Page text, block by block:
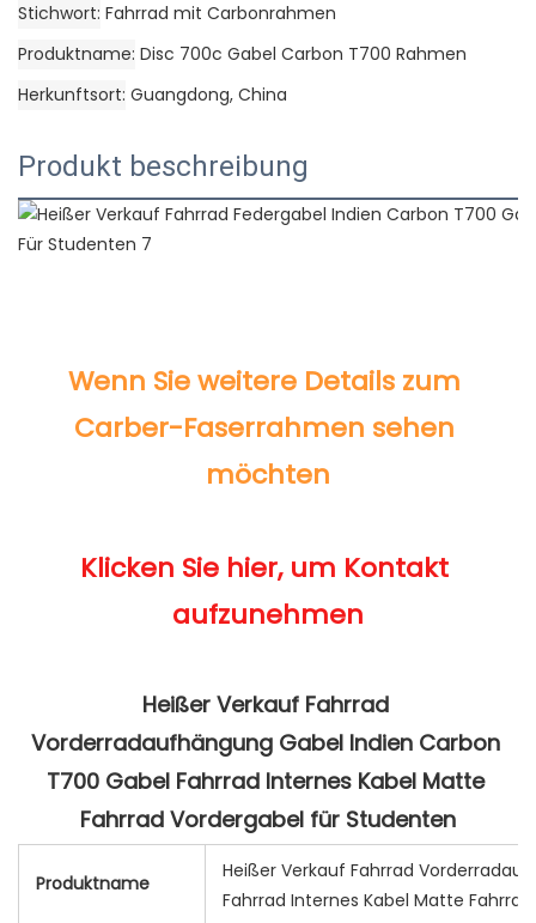
Stichwort Fahrrad mit Carbonrahmen
Produktname Disc 700c Gabel Carbon T700 Rahmen
Herkunftsort Guangdong, China
Produkt beschreibung
Wenn Sie weitere Details zum
Carber-Faserrahmen sehen
Klicken Sie hier, um Kontakt
Heißer Verkauf Fahrrad
Vorderradaufhängung Gabel Indien Carbon
T700 Gabel Fahrrad Internes Kabel Matte
Produktname
Heißer Verkauf Fahrrad
Fahrrad Internes Kabel Matte